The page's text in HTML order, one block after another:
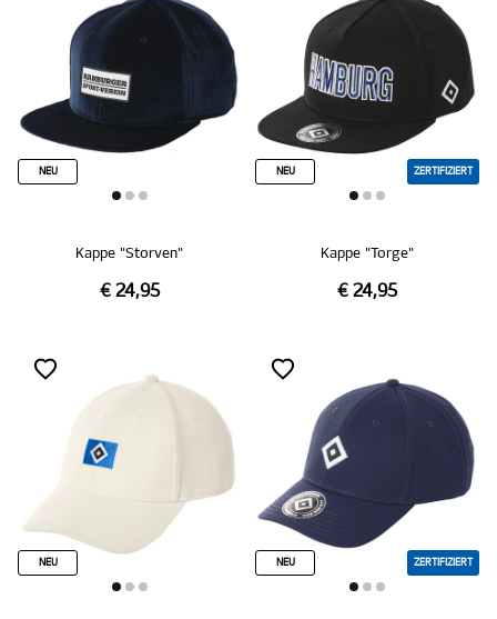
NEU
Kappe "Storven"
€ 24,95
NEU ZERTIFIZIERT
Kappe "Torge"
€ 24,95
NEU NEU ZERTIFIZIERT